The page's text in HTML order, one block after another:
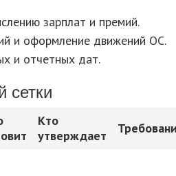
зарплат и премий.
и оформление движений ОС.
и отчетных дат.
сетки
Кто
утверждает